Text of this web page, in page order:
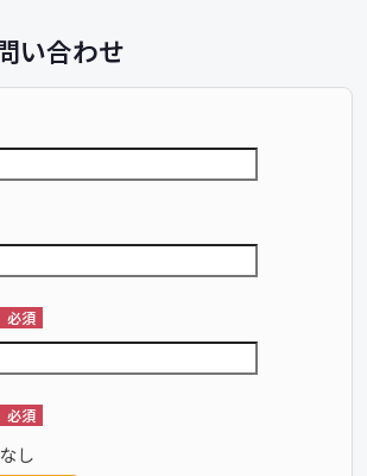
い合わせ
必須
必須
なし